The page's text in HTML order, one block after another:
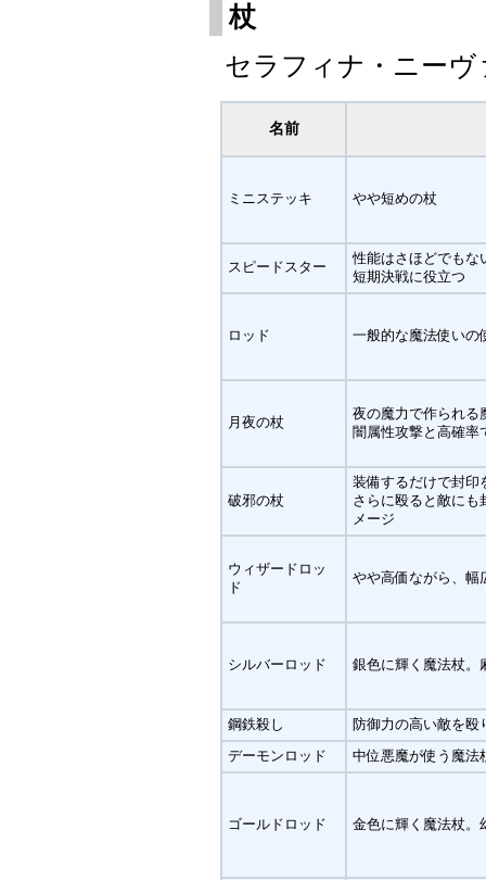
杖
セラフィナ・ニー
名前
ミニステッキ やや短めの杖
スピードスター
性能はさほどでもな
短期決戦に役立つ
ロッド 一般的な魔法使いの
月夜の杖
夜の魔力で作られる
闇属性攻撃と高確率
破邪の杖
装備するだけで封印
さらに殴ると敵にも
メージ
ウィザードロッ
ド
やや高価ながら、幅
シルバーロッド 銀色に輝く魔法杖。
鋼鉄殺し
防御力の高い敵を殴
デーモンロッド
中位悪魔が使う魔法
ゴールドロッド 金色に輝く魔法杖。